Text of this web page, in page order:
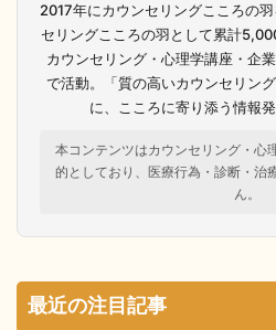
2017年にカウンセリングこころの
セリングこころの羽として累計
カウンセリング・心理学講座・企
で活動。「質の高いカウンセリン
に、こころに寄り添う情報
本コンテンツはカウンセリング・心
的としており、医療行為・診断・治
ん。
最近の注目記事